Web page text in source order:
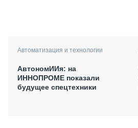
Автоматизация и технологии
АвтономИИя: на
ИННОПРОМЕ показали
будущее спецтехники